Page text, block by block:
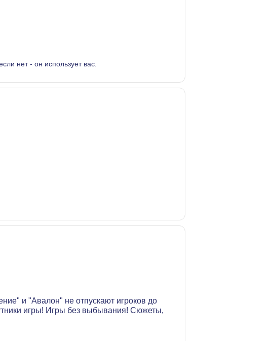
нет - он использует вас.
и "Авалон" не отпускают игроков до
игры! Игры без выбывания! Сюжеты,